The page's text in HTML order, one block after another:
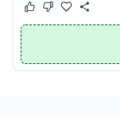
Este cupom
Este cupom